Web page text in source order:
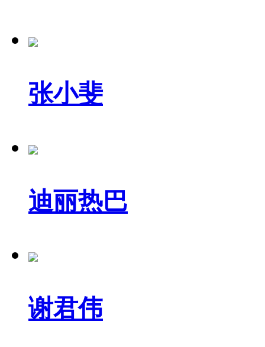
张小斐
迪丽热巴
谢君伟